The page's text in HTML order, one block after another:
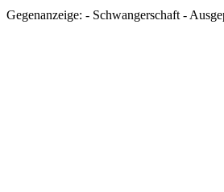
Gegenanzeige: - Schwangerschaft -